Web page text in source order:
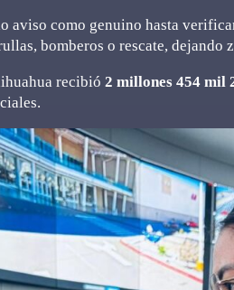
aviso como genuino hasta
bomberos o rescate, dejando
recibió 2 millones 454 mil